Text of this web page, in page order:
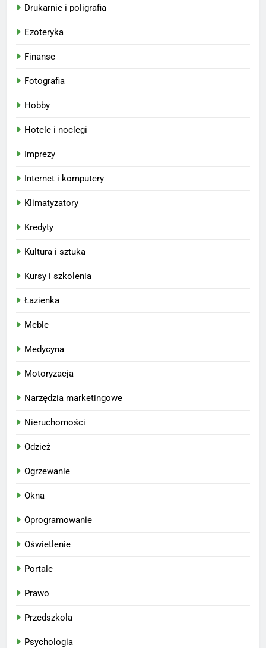
Drukarnie i poligrafia
Ezoteryka
Finanse
Fotografia
Hobby
Hotele i noclegi
Imprezy
Internet i komputery
Klimatyzatory
Kredyty
Kultura i sztuka
Kursy i szkolenia
Łazienka
Meble
Medycyna
Motoryzacja
Narzędzia marketingowe
Nieruchomości
Odzież
Ogrzewanie
Okna
Oprogramowanie
Oświetlenie
Portale
Prawo
Przedszkola
Psychologia